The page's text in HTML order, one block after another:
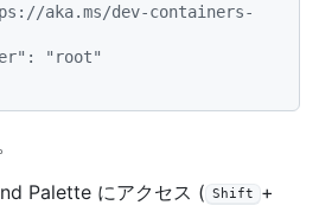
aka.ms/dev-containers-
"root"
Palette にアクセス ( Shift +